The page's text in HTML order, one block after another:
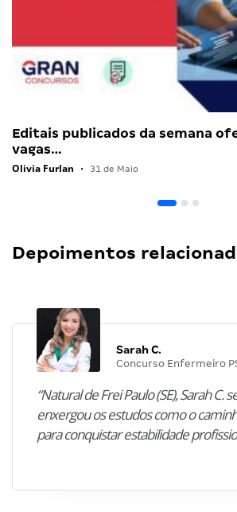
Editais publicados da semana
vagas…
Olivia Furlan • 31 de Maio
Depoimentos
Sarah C.
Concurso Enfermeiro
“Natural de Frei Paulo (SE), Sarah C.
enxergou os estudos como o
para conquistar estabilidade